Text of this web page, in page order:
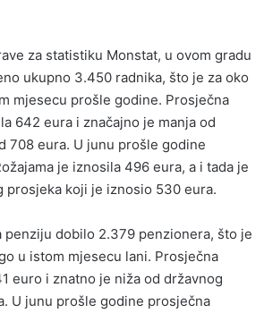
za statistiku Monstat, u ovom gradu
ukupno 3.450 radnika, što je za oko
mjesecu prošle godine. Prosječna
642 eura i značajno je manja od
708 eura. U junu prošle godine
je iznosila 496 eura, a i tada je
prosjeka koji je iznosio 530 eura.
penziju dobilo 2.379 penzionera, što je
u istom mjesecu lani. Prosječna
euro i znatno je niža od državnog
U junu prošle godine prosječna